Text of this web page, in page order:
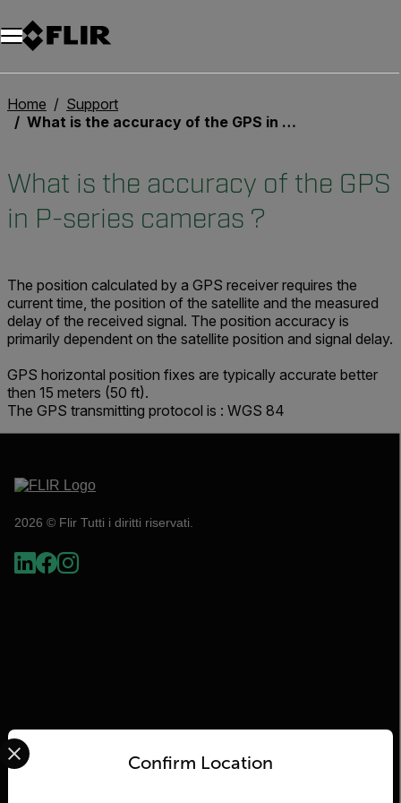
Unread messages
Modello
Rimuovi
articoli
articolo
Aggiungi al carrello
Aggiunto al carrello
Home
Support
What is the accuracy of the GPS in P-series cameras ?
What is the accuracy of the GPS
in P-series cameras ?
The position calculated by a GPS receiver requires the
current time, the position of the satellite and the measured
delay of the received signal. The position accuracy is
primarily dependent on the satellite position and signal delay.
GPS horizontal position fixes are typically accurate better
then 15 meters (50 ft).
The GPS transmitting protocol is : WGS 84
2026 © Flir Tutti i diritti riservati.
Flir
Confirm Location
Select your preferred country and language from the